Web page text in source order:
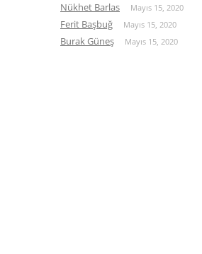
Nükhet Barlas Mayıs 15, 2020
Ferit Başbuğ Mayıs 15, 2020
Burak Güneş Mayıs 15, 2020